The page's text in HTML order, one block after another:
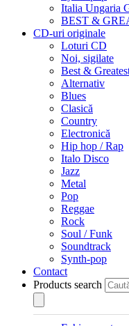
Italia Ungaria
BEST &
CD-uri originale
Loturi CD
Noi, sigilate
Best &
Alternativ
Blues
Clasică
Country
Electronică
Hip hop / Rap
Italo Disco
Jazz
Metal
Pop
Reggae
Rock
Soul / Funk
Soundtrack
Synth-pop
Contact
Products search